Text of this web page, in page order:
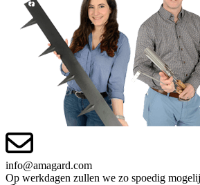
info@amagard.com
Op werkdagen zullen we zo spoedig